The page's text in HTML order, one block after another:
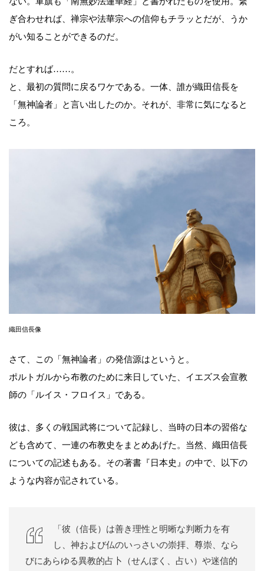
ぎ合わせれば、禅宗や法華宗への信仰もチラッとだが、うか
がい知ることができるのだ。
だとすれば……。
と、最初の質問に戻るワケである。一体、誰が織田信長を
「無神論者」と言い出したのか。それが、非常に気になると
ころ。
織田信長像
さて、この「無神論者」の発信源はというと。
ポルトガルから布教のために来日していた、イエズス会宣教
師の「ルイス・フロイス」である。
彼は、多くの戦国武将について記録し、当時の日本の習俗な
ども含めて、一連の布教史をまとめあげた。当然、織田信長
についての記述もある。その著書『日本史』の中で、以下の
ような内容が記されている。
「彼（信長）は善き理性と明晰な判断力を有
し、神および仏のいっさいの崇拝、尊崇、なら
びにあらゆる異教的占卜（せんぼく、占い）や迷信的